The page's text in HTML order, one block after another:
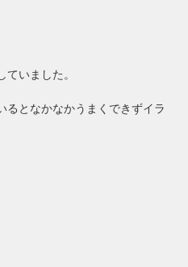
いました。
るとなかなかうまくできずイラ